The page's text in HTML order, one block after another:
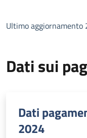
Ultimo aggiornamento
Dati sui
Dati
2024